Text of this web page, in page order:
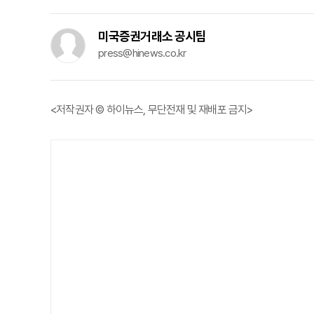
미국증권거래소 공시팀
press@hinews.co.kr
<저작권자 © 하이뉴스, 무단전재 및 재배포 금지>